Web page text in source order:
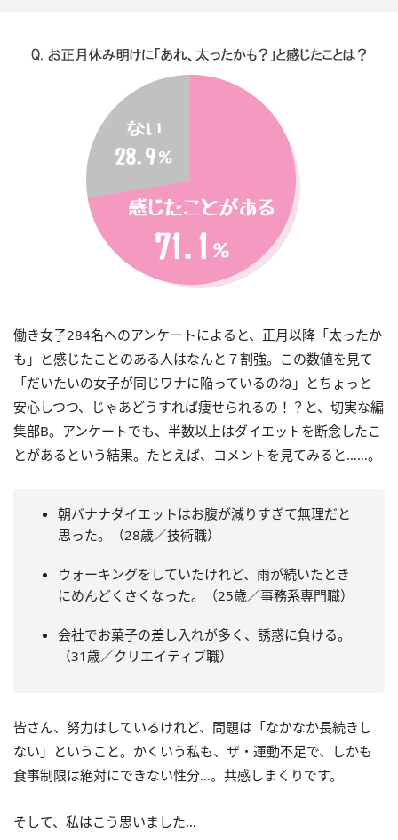
働き女子284名へのアンケートによると、正月以降「太ったか
も」と感じたことのある人はなんと７割強。この数値を見て
「だいたいの女子が同じワナに陥っているのね」とちょっと
安心しつつ、じゃあどうすれば痩せられるの！？と、切実な編
集部B。アンケートでも、半数以上はダイエットを断念したこ
とがあるという結果。たとえば、コメントを見てみると……。
朝バナナダイエットはお腹が減りすぎて無理だと
思った。（28歳／技術職）
ウォーキングをしていたけれど、雨が続いたとき
にめんどくさくなった。（25歳／事務系専門職）
会社でお菓子の差し入れが多く、誘惑に負ける。
（31歳／クリエイティブ職）
皆さん、努力はしているけれど、問題は「なかなか長続きし
ない」ということ。かくいう私も、ザ・運動不足で、しかも
食事制限は絶対にできない性分…。共感しまくりです。
そして、私はこう思いました…